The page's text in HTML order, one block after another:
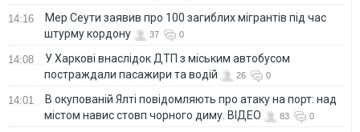
14:16
Мер Сеути заявив про 100 загиблих мігрантів під час
штурму кордону
37 0
14:08
У Харкові внаслідок ДТП з міським автобусом
постраждали пасажири та водій
26 0
14:01
В окупованій Ялті повідомляють про атаку на порт: над
містом навис стовп чорного диму. ВІДЕО
83 0